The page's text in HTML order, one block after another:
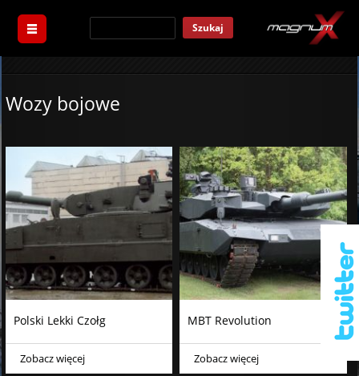
Szukaj
Wozy bojowe
Polski Lekki Czołg
Zobacz więcej
MBT Revolution
Zobacz więcej